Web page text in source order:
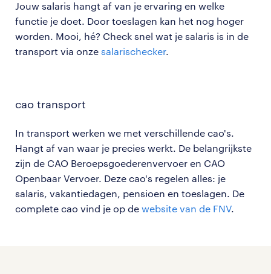
Jouw salaris hangt af van je ervaring en welke
functie je doet. Door toeslagen kan het nog hoger
worden. Mooi, hé? Check snel wat je salaris is in de
transport via onze salarischecker.
cao transport
In transport werken we met verschillende cao's.
Hangt af van waar je precies werkt. De belangrijkste
zijn de CAO Beroepsgoederenvervoer en CAO
Openbaar Vervoer. Deze cao's regelen alles: je
salaris, vakantiedagen, pensioen en toeslagen. De
complete cao vind je op de website van de FNV.